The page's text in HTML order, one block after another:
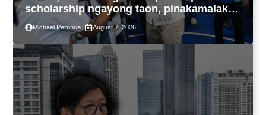
scholarship ngayong taon, pinakamalaki
sa kasaysayan ng TESDA
Michael Peronce August 7, 2026